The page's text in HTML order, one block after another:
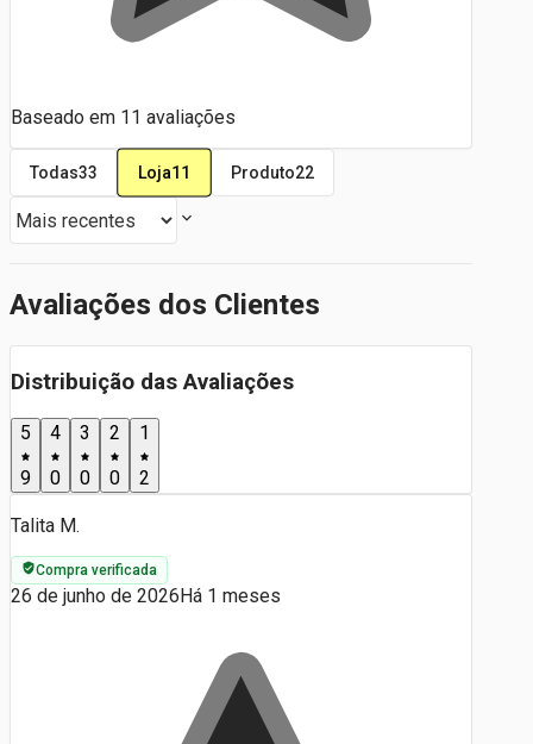
Baseado em 11 avaliações
Todas33 Loja11 Produto22
Avaliações dos Clientes
Distribuição das Avaliações
5
9
4
0
3
0
2
0
1
2
Talita M.
Compra verificada
26 de junho de 2026Há 1 meses